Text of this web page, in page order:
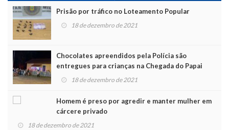
Prisão por tráfico no Loteamento Popular
18 de dezembro de 2021
Chocolates apreendidos pela Polícia são
entregues para crianças na Chegada do Papai
Noel 18 de dezembro de 2021
Homem é preso por agredir e manter mulher em
cárcere privado
18 de dezembro de 2021